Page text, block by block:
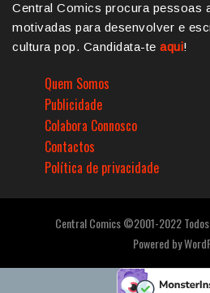
Central Comics procura pessoas
motivadas para desenvolver e
cultura pop. Candidata-te aqui!
Quem Somos
Publicidade
Colabora Connosco
Contactos
Política de privacidade
Central Comics ©2001-2022
Powered by